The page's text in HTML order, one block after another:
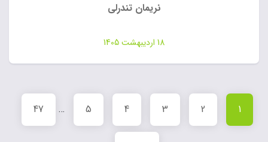
نریمان تندرلی
18 اردیبهشت 1405
1
2
3
4
5
…
47